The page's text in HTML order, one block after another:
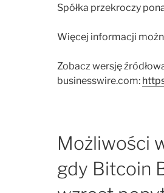
Spółka przekroczy
Więcej informacji
Zobacz wersję
businesswire.com:
Możliwości
gdy Bitcoin